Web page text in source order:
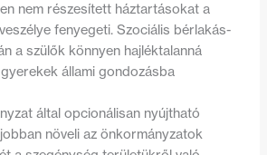
nem részesített háztartásokat a
fenyegeti. Szociális bérlakás-
a szülők könnyen hajléktalanná
állami gondozásba
által opcionálisan nyújtható
növeli az önkormányzatok